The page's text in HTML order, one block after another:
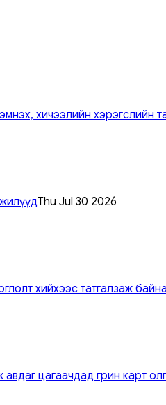
хичээлийн хэрэгслийн
Thu Jul 30 2026
хийхээс татгалзаж байна
цагаачдад грин карт